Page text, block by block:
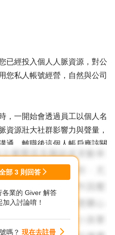
已經投入個人人脈資源，對公
您私人帳號經營，自然與公司
，一開始會透過員工以個人名
資源壯大社群影響力與聲量，
通，離職後這個人帳戶應該關
，如此比較符合公私分明的治
順心如意。
部 3 則回答
各業的 Giver 解答
入討論唷！
嗎？ 現在去註冊